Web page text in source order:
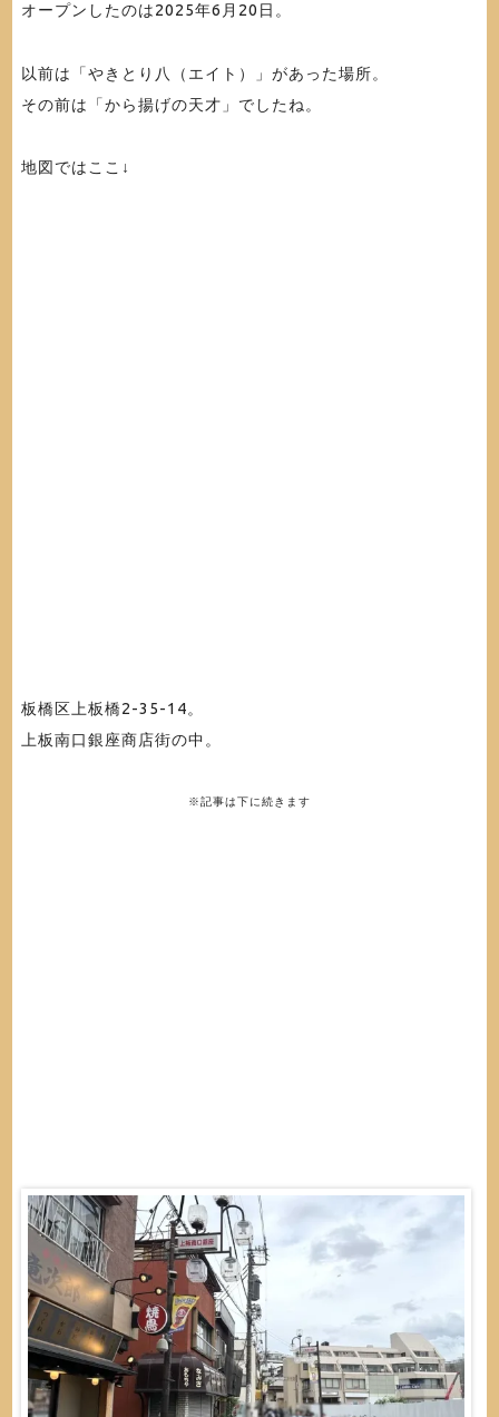
オープンしたのは2025年6月20日。
以前は「やきとり八（エイト）」があった場所。
その前は「から揚げの天才」でしたね。
地図ではここ↓
板橋区上板橋2-35-14。
上板南口銀座商店街の中。
※記事は下に続きます